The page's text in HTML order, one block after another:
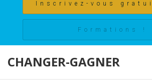
Inscrivez-vous
Formations !
CHANGER-GAGNER